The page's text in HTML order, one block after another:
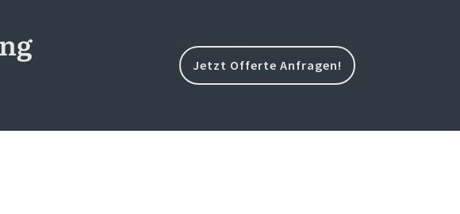
Jetzt Offerte Anfragen!